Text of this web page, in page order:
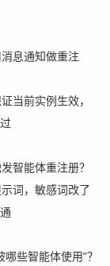
息通知做重注
当前实例生效，
智能体重注册？
词，敏感词改了
些智能体使用”？